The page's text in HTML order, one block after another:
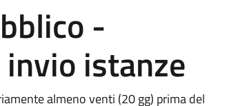
-
istanze
almeno venti (20 gg) prima del